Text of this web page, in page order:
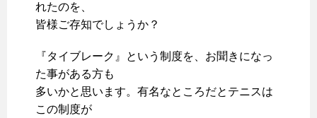
れたのを、
皆様ご存知でしょうか？
『タイブレーク』という制度を、お聞きになっ
た事がある方も
多いかと思います。有名なところだとテニスは
この制度が